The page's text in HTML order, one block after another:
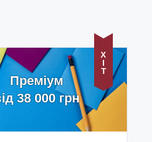
ХІТ
Преміум
38 000 грн